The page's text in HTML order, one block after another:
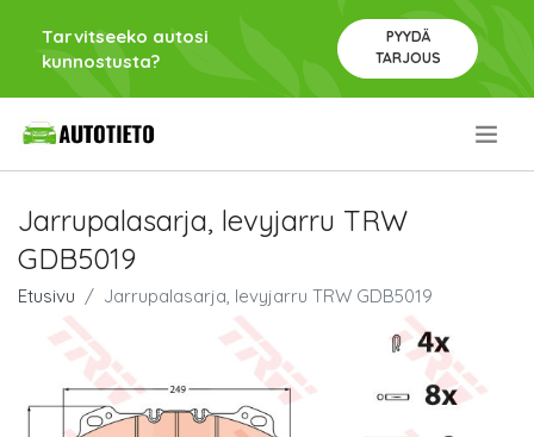
Tarvitseeko autosi
kunnostusta?
PYYDÄ
TARJOUS
Jarrupalasarja, levyjarru TRW
GDB5019
Etusivu Jarrupalasarja, levyjarru TRW GDB5019